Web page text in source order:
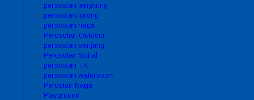
perosotan lengkung
perosotan lorong
perosotan naga
Perosotan Outdoor
perosotan panjang
Perosotan Spiral
perosotan TK
perosotan waterboom
Perostan Naga
Playground